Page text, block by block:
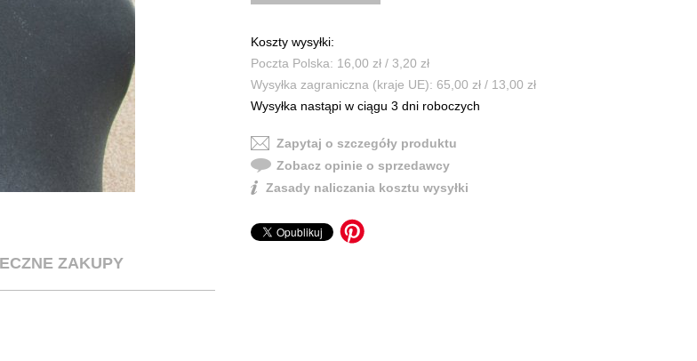
Koszty wysyłki:
Poczta Polska: 16,00 zł / 3,20 zł
Wysyłka zagraniczna (kraje UE): 65,00 zł / 13,00 zł
Wysyłka nastąpi w ciągu 3 dni roboczych
Zapytaj o szczegóły produktu
Zobacz opinie o sprzedawcy
Zasady naliczania kosztu wysyłki
ZAKUPY